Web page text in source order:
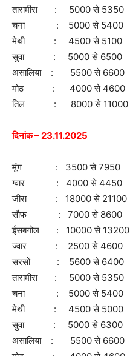
तारामीरा : 5000 से 5350
चना : 5000 से 5400
मेथी : 4500 से 5100
सुवा : 5000 से 6500
असालिया : 5500 से 6600
मोठ : 4000 से 4600
तिल : 8000 से 11000
दिनांक – 23.11.2025
मूंग : 3500 से 7950
ग्वार : 4000 से 4450
जीरा : 18000 से 21100
सौफ : 7000 से 8600
ईसबगोल : 10000 से 13200
ज्वार : 2500 से 4600
सरसों : 5600 से 6400
तारामीरा : 5000 से 5350
चना : 5000 से 5400
मेथी : 4500 से 5000
सुवा : 5000 से 6300
असालिया : 5500 से 6600